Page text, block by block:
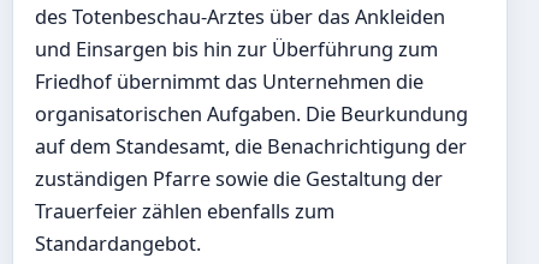
des Totenbeschau-Arztes über das Ankleiden
und Einsargen bis hin zur Überführung zum
Friedhof übernimmt das Unternehmen die
organisatorischen Aufgaben. Die Beurkundung
auf dem Standesamt, die Benachrichtigung der
zuständigen Pfarre sowie die Gestaltung der
Trauerfeier zählen ebenfalls zum
Standardangebot.